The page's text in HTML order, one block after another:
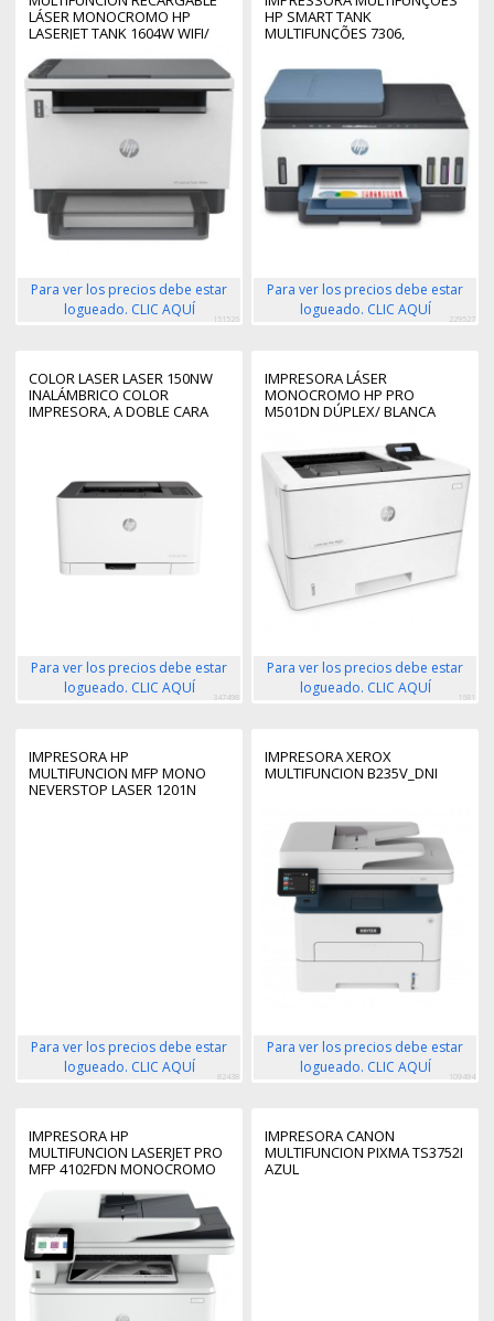
LÁSER MONOCROMO HP
LASERJET TANK 1604W WIFI/
Para ver los precios debe estar
logueado. CLIC AQUÍ
151526
HP SMART TANK
MULTIFUNÇÕES 7306,
CÓPIA, ADF, LIGAÇÃO SEM
FIOS, ADF PARA 35 FO
Para ver los precios debe estar
logueado. CLIC AQUÍ
229527
COLOR LASER LASER 150NW
INALÁMBRICO COLOR
IMPRESORA, A DOBLE CARA
Para ver los precios debe estar
logueado. CLIC AQUÍ
347498
IMPRESORA LÁSER
MONOCROMO HP PRO
M501DN DÚPLEX/ BLANCA
Para ver los precios debe estar
logueado. CLIC AQUÍ
1681
IMPRESORA HP
MULTIFUNCION MFP MONO
NEVERSTOP LASER 1201N
Para ver los precios debe estar
logueado. CLIC AQUÍ
82438
IMPRESORA XEROX
MULTIFUNCION B235V_DNI
Para ver los precios debe estar
logueado. CLIC AQUÍ
109494
IMPRESORA HP
MULTIFUNCION LASERJET PRO
MFP 4102FDN MONOCROMO
IMPRESORA CANON
MULTIFUNCION PIXMA TS3752I
AZUL